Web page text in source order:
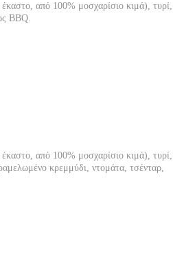
από 100% μοσχαρίσιο κιμά), τυρί,
BBQ.
από 100% μοσχαρίσιο κιμά), τυρί,
κρεμμύδι, ντομάτα, τσένταρ,